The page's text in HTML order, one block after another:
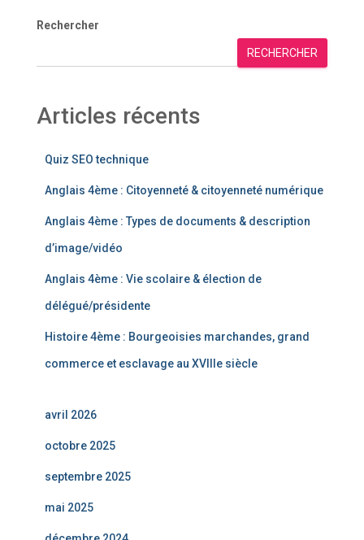
Rechercher
RECHERCHER
Articles récents
Quiz SEO technique
Anglais 4ème : Citoyenneté & citoyenneté numérique
Anglais 4ème : Types de documents & description
d’image/vidéo
Anglais 4ème : Vie scolaire & élection de
délégué/présidente
Histoire 4ème : Bourgeoisies marchandes, grand
commerce et esclavage au XVIIIe siècle
avril 2026
octobre 2025
septembre 2025
mai 2025